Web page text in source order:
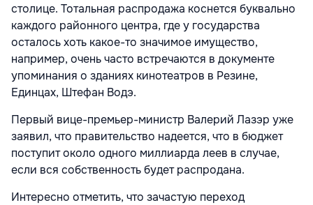
столице. Тотальная распродажа коснется буквально
каждого районного центра, где у государства
осталось хоть какое-то значимое имущество,
например, очень часто встречаются в документе
упоминания о зданиях кинотеатров в Резине,
Единцах, Штефан Водэ.
Первый вице-премьер-министр Валерий Лазэр уже
заявил, что правительство надеется, что в бюджет
поступит около одного миллиарда леев в случае,
если вся собственность будет распродана.
Интересно отметить, что зачастую переход